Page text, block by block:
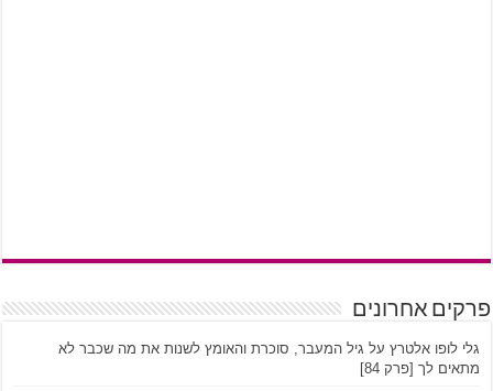
פרקים אחרונים
גלי לופו אלטרץ על גיל המעבר, סוכרת והאומץ לשנות את מה שכבר לא
מתאים לך [פרק 84]